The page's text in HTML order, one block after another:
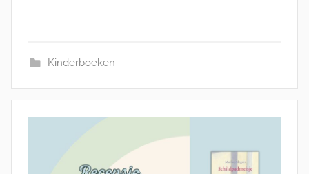
Kinderboeken